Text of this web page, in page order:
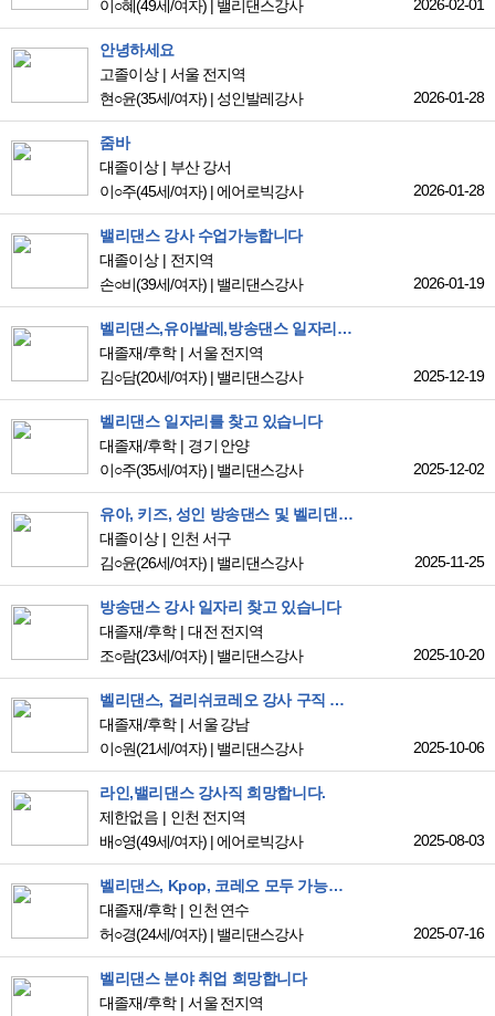
이○혜 (49세/여자) 밸리댄스강사 2026-02-01
안녕하세요
고졸이상
서울 전지역
현○윤(35세/여자) | 성인발레강사 2026-01-28
줌바
대졸이상
부산 강서
이○주(45세/여자) |에어로빅강사 2026-01-28
밸리댄스 강사 수업가능합니다
대졸이상
전지역
손○비(39세/여자) | 밸리댄스강사 2026-01-19
벨리댄스,유아발레,방송댄스 일자리 찾고 있습니다! 대타도 가능합니다!
대졸재/후학
서울 전지역
김○담(20세/여자) | 밸리댄스강사 2025-12-19
벨리댄스 일자리를 찾고 있습니다
대졸재/후학
경기 안양
이○주(35세/여자) | 밸리댄스강사 2025-12-02
유아, 키즈, 성인 방송댄스 및 벨리댄스 강사입니다.
대졸이상
인천 서구
김○윤(26세/여자) | 밸리댄스강사 2025-11-25
방송댄스 강사 일자리 찾고 있습니다
대졸재/후학
대전 전지역
조○람(23세/여자) | 밸리댄스강사 2025-10-20
벨리댄스, 걸리쉬코레오 강사 구직 하고 있습니다
대졸재/후학
서울 강남
이○원(21세/여자) | 밸리댄스강사 2025-10-06
라인,밸리댄스 강사직 희망합니다.
제한없음
인천 전지역
배○영(49세/여자) |에어로빅강사 2025-08-03
벨리댄스, Kpop, 코레오 모두 가능합니다
대졸재/후학
인천 연수
허○경(24세/여자) | 밸리댄스강사 2025-07-16
벨리댄스 분야 취업 희망합니다
대졸재/후학
서울 전지역